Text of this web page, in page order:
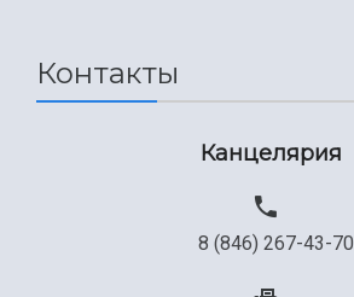
Контакты
Канцелярия
8 (846) 267-43-70